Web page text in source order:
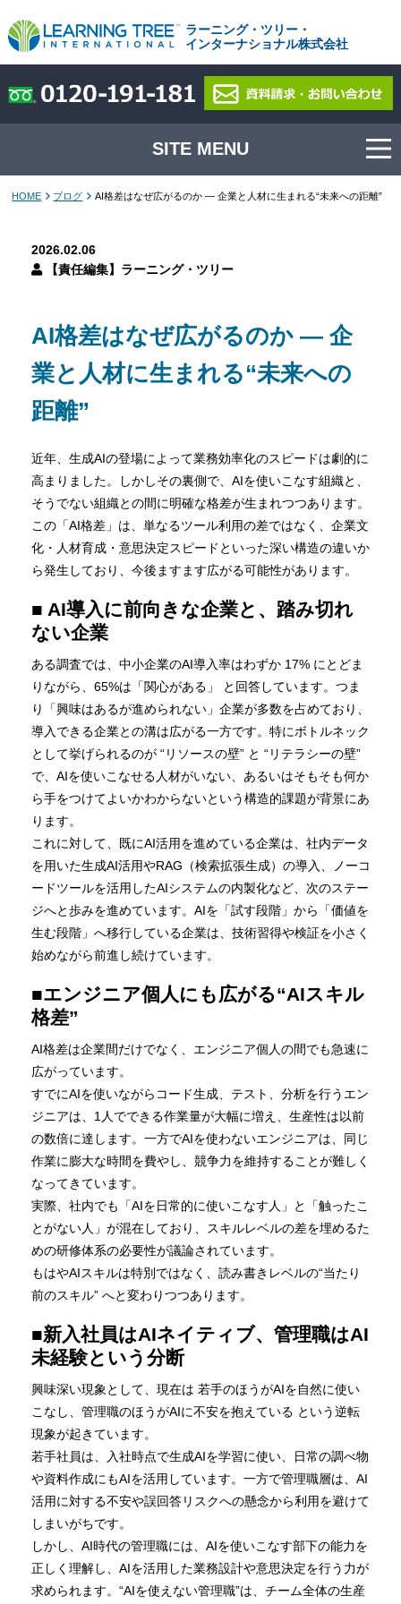
ラーニング・ツリー・
インターナショナル株式会社
SITE MENU
HOME ブログ AI格差はなぜ広がるのか ― 企業と人材に生まれる“未来への距離”
2026.02.06
【責任編集】ラーニング・ツリー
AI格差はなぜ広がるのか ― 企
業と人材に生まれる“未来への
距離”
近年、生成AIの登場によって業務効率化のスピードは劇的に
高まりました。しかしその裏側で、AIを使いこなす組織と、
そうでない組織との間に明確な格差が生まれつつあります。
この「AI格差」は、単なるツール利用の差ではなく、企業文
化・人材育成・意思決定スピードといった深い構造の違いか
ら発生しており、今後ますます広がる可能性があります。
■ AI導入に前向きな企業と、踏み切れ
ない企業
ある調査では、中小企業のAI導入率はわずか 17% にとどま
りながら、65%は「関心がある」 と回答しています。つま
り「興味はあるが進められない」企業が多数を占めており、
導入できる企業との溝は広がる一方です。特にボトルネック
として挙げられるのが “リソースの壁” と “リテラシーの壁”
で、AIを使いこなせる人材がいない、あるいはそもそも何か
ら手をつけてよいかわからないという構造的課題が背景にあ
ります。
これに対して、既にAI活用を進めている企業は、社内データ
を用いた生成AI活用やRAG（検索拡張生成）の導入、ノーコ
ードツールを活用したAIシステムの内製化など、次のステー
ジへと歩みを進めています。AIを「試す段階」から「価値を
生む段階」へ移行している企業は、技術習得や検証を小さく
始めながら前進し続けています。
■エンジニア個人にも広がる“AIスキル
格差”
AI格差は企業間だけでなく、エンジニア個人の間でも急速に
広がっています。
すでにAIを使いながらコード生成、テスト、分析を行うエン
ジニアは、1人でできる作業量が大幅に増え、生産性は以前
の数倍に達します。一方でAIを使わないエンジニアは、同じ
作業に膨大な時間を費やし、競争力を維持することが難しく
なってきています。
実際、社内でも「AIを日常的に使いこなす人」と「触ったこ
とがない人」が混在しており、スキルレベルの差を埋めるた
めの研修体系の必要性が議論されています。
もはやAIスキルは特別ではなく、読み書きレベルの“当たり
前のスキル” へと変わりつつあります。
■新入社員はAIネイティブ、管理職はAI
未経験という分断
興味深い現象として、現在は 若手のほうがAIを自然に使い
こなし、管理職のほうがAIに不安を抱えている という逆転
現象が起きています。
若手社員は、入社時点で生成AIを学習に使い、日常の調べ物
や資料作成にもAIを活用しています。一方で管理職層は、AI
活用に対する不安や誤回答リスクへの懸念から利用を避けて
しまいがちです。
しかし、AI時代の管理職には、AIを使いこなす部下の能力を
正しく理解し、AIを活用した業務設計や意思決定を行う力が
求められます。“AIを使えない管理職”は、チーム全体の生産